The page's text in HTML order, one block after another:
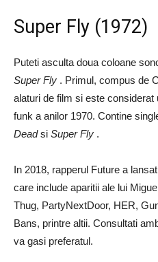
Super Fly (1972)
Puteti asculta doua coloane
Super Fly . Primul, compus de
alaturi de film si este
funk a anilor 1970. Contine
Deadsi Super Fly .
In 2018, rapperul Future a
care include aparitii ale lui
Thug, PartyNextDoor, HER,
Bans, printre altii. Consultati
va gasi preferatul.